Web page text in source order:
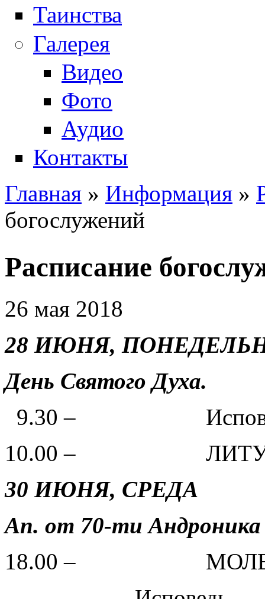
Таинства
Галерея
Видео
Фото
Аудио
Контакты
Вы здесь
Главная » Информация »
богослужений
Расписание
26 мая 2018
28 ИЮНЯ,
День Святого Духа.
9.30 –
10.00 –
30 ИЮНЯ, СРЕДА
Ап. от 70-ти Андроника
18.00 –